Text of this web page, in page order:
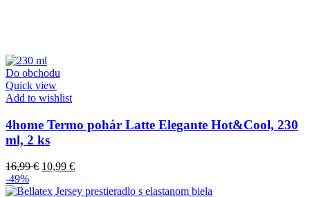
Do obchodu
Quick view
Add to wishlist
4home Termo pohár Latte Elegante Hot&Cool, 230
ml, 2 ks
16,99€ 10,99 €
-49%